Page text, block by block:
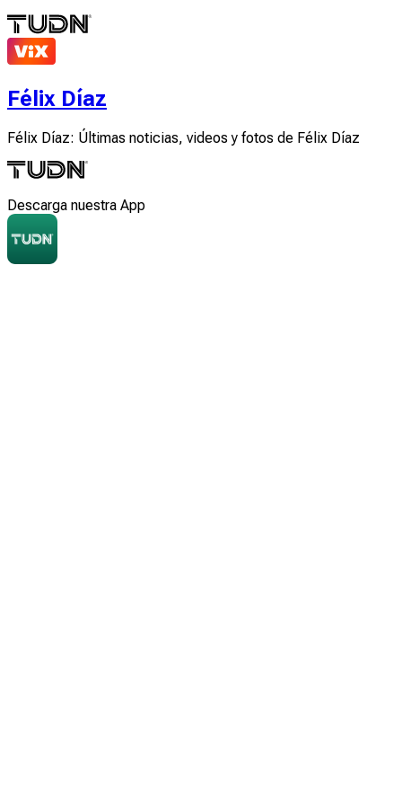
Félix Díaz
Félix Díaz: Últimas noticias, videos y fotos de Félix Díaz
Descarga nuestra App